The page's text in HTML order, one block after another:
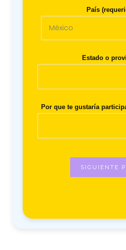
País
Estado o
Por que te gustaría